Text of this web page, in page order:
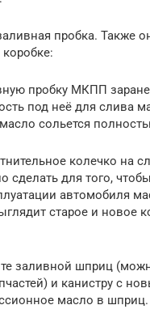
пробка. Также
пробку МКПП
под неё для слива
сольется
колечко на
сделать для того,
автомобиля
старое и новое
заливной шприц
и канистру с
масло в шприц.